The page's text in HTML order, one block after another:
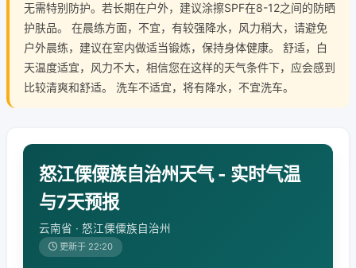
无需特别防护。若长期在户外，建议涂擦SPF在8-12之间的防晒
护肤品。 在晨练方面，不宜，有较强降水，风力稍大，请避免
户外晨练，建议在室内做适当锻炼，保持身体健康。 舒适，白
天温度适宜，风力不大，相信您在这样的天气条件下，应会感到
比较清爽和舒适。 洗车不适宜，将有降水，不宜洗车。
怒江傈僳族自治州天气 - 实时气温
与7天预报
云南省 · 怒江傈僳族自治州
更新于 22:20